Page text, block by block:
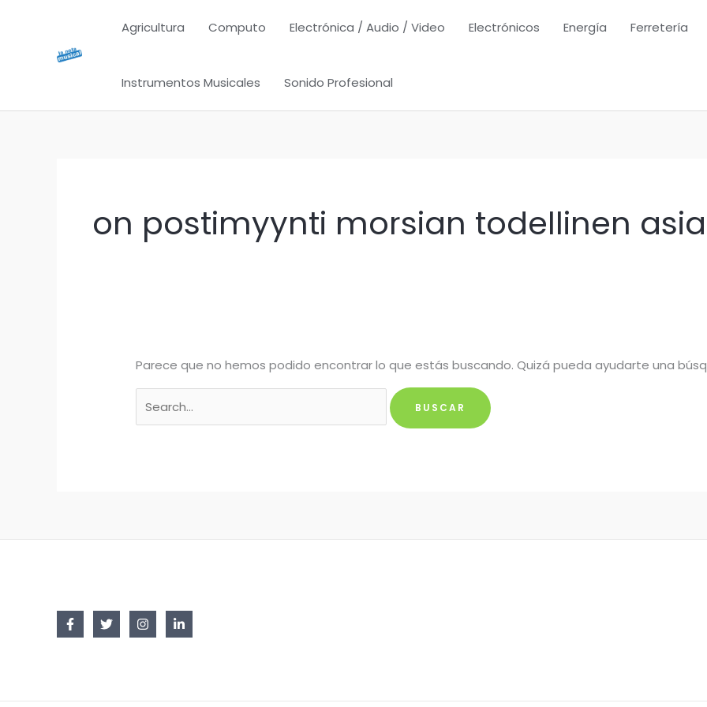
contenido
Agricultura Computo Electrónica / Audio / Video Electrónicos Energía Ferretería
Instrumentos Musicales Sonido Profesional
on postimyynti morsian todellinen asia
Parece que no hemos podido encontrar lo que estás buscando. Quizá pueda ayudarte una